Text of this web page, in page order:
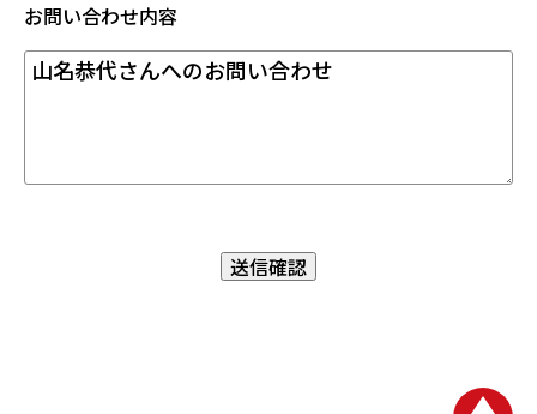
お問い合わせ内容